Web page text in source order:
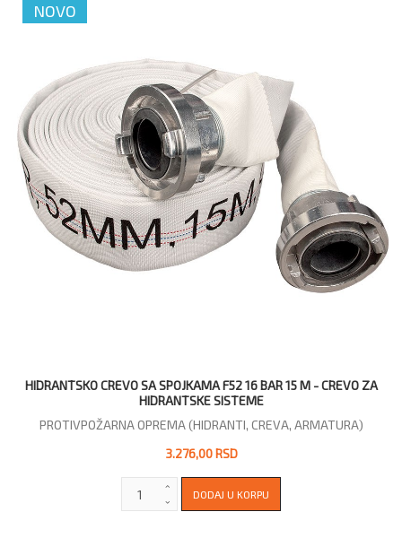
NOVO
HIDRANTSKO CREVO SA SPOJKAMA F52 16 BAR 15 M - CREVO ZA
HIDRANTSKE SISTEME
PROTIVPOŽARNA OPREMA (HIDRANTI, CREVA, ARMATURA)
3.276,00 RSD